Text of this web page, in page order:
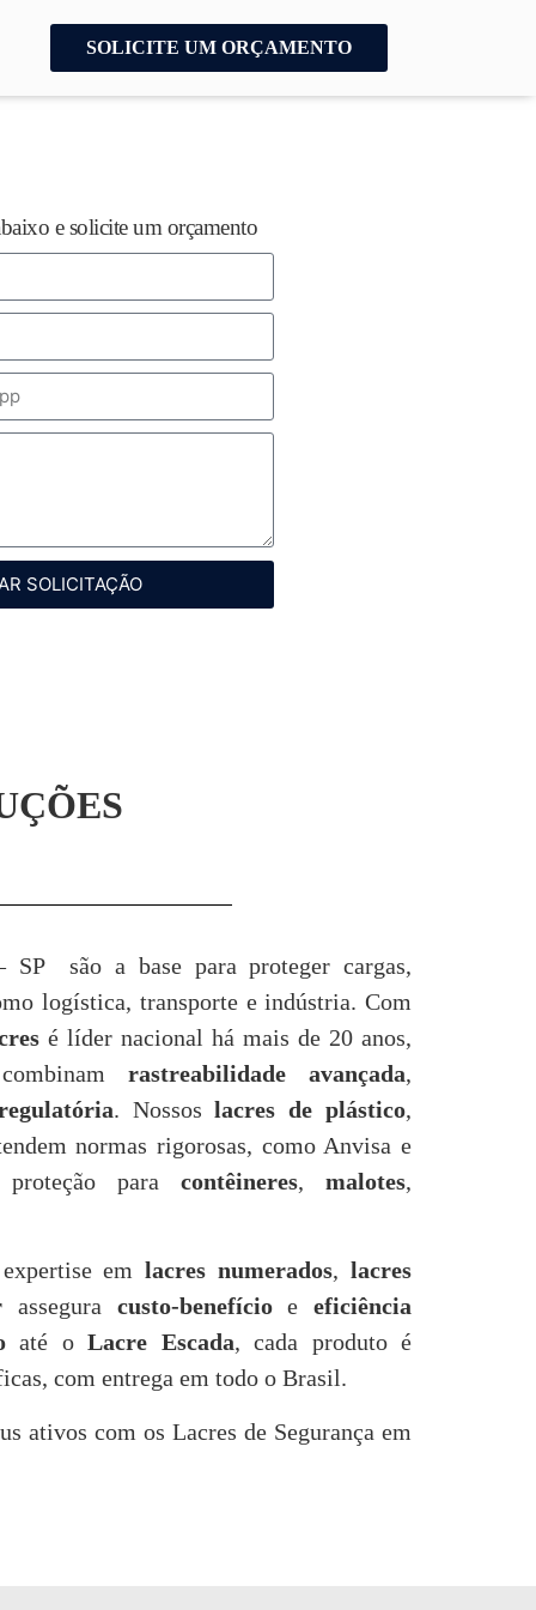
SOLICITE UM ORÇAMENTO
e solicite um orçamento
SOLICITAÇÃO
SP são a base para proteger cargas,
logística, transporte e indústria. Com
é líder nacional há mais de 20 anos,
rastreabilidade avançada,
. Nossoslacres de plástico,
normas rigorosas, como Anvisa e
para contêineres, malotes,
emlacres numerados, lacres
assegura custo-benefícioeeficiência
até oLacre Escada, cada produto é
com entrega em todo o Brasil.
ativos com os Lacres de Segurança em